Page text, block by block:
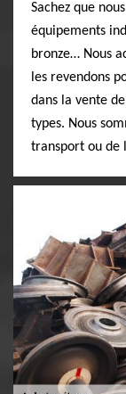
Sachez que
équipements
bronze… Nous
les revendons
dans la vente
types. Nous
transport ou de